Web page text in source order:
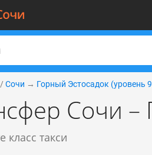
/ Сочи → Горный Эcтocaдoк (уровень
Сочи –
класс такси